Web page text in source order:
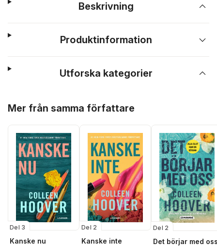
Beskrivning
Produktinformation
Utforska kategorier
Mer från samma författare
Del 3
Kanske nu
Del 2
Kanske inte
Del 2
Det börjar med